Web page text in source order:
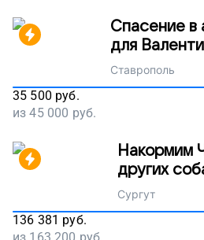
Спасение в
для
Ставрополь
35 500 руб.
из45 000 руб.
Накормим
других
Сургут
136 381 руб.